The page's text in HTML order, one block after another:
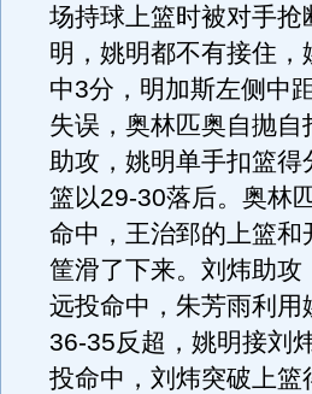
场持球上篮时被对手
明，姚明都不有接住
中3分，明加斯左侧中
失误，奥林匹奥自抛
助攻，姚明单手扣篮
篮以29-30落后。奥林
命中，王治郅的上篮
筐滑了下来。刘炜助
远投命中，朱芳雨利
36-35反超，姚明接刘
投命中，刘炜突破上